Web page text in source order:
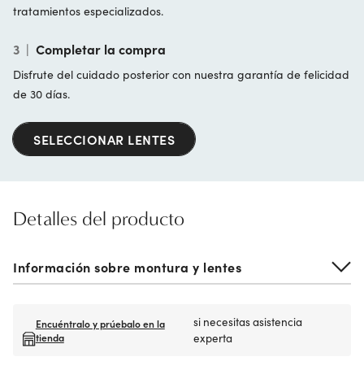
tratamientos especializados.
3 | Completar la compra
Disfrute del cuidado posterior con nuestra garantía de felicidad
de 30 días.
SELECCIONAR LENTES
Detalles del producto
Información sobre montura y lentes
Encuéntralo y prúebalo en la
tienda
si necesitas asistencia
experta